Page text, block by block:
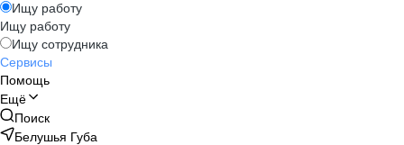
Ищу работу
Ищу работу
Ищу сотрудника
Сервисы
Помощь
Ещё
Поиск
Белушья Губа